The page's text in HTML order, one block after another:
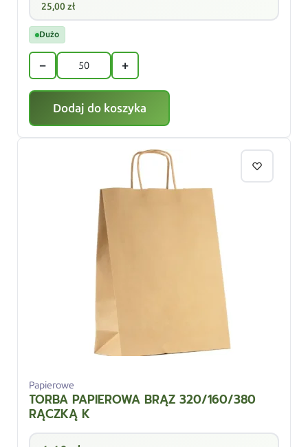
25,00zł
Dużo
− +
Dodaj do koszyka
Papierowe
TORBA PAPIEROWA BRĄZ 320/160/380
RĄCZKĄ K